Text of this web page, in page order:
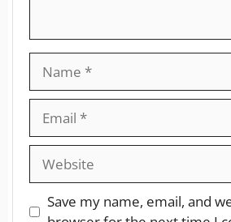
Save my name, email, and